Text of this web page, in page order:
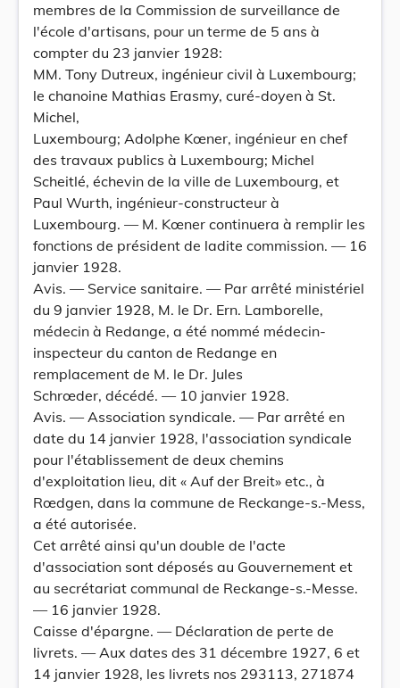
membres de la Commission de surveillance de
l'école d'artisans, pour un terme de 5 ans à
compter du 23 janvier 1928:
MM. Tony Dutreux, ingénieur civil à Luxembourg;
le chanoine Mathias Erasmy, curé-doyen à St.
Michel,
Luxembourg; Adolphe Kœner, ingénieur en chef
des travaux publics à Luxembourg; Michel
Scheitlé, échevin de la ville de Luxembourg, et
Paul Wurth, ingénieur-constructeur à
Luxembourg. — M. Kœner continuera à remplir les
fonctions de président de ladite commission. — 16
janvier 1928.
Avis. — Service sanitaire. — Par arrêté ministériel
du 9 janvier 1928, M. le Dr. Ern. Lamborelle,
médecin à Redange, a été nommé médecin-
inspecteur du canton de Redange en
remplacement de M. le Dr. Jules
Schrœder, décédé. — 10 janvier 1928.
Avis. — Association syndicale. — Par arrêté en
date du 14 janvier 1928, l'association syndicale
pour l'établissement de deux chemins
d'exploitation lieu, dit « Auf der Breit» etc., à
Rœdgen, dans la commune de Reckange-s.-Mess,
a été autorisée.
Cet arrêté ainsi qu'un double de l'acte
d'association sont déposés au Gouvernement et
au secrétariat communal de Reckange-s.-Messe.
— 16 janvier 1928.
Caisse d'épargne. — Déclaration de perte de
livrets. — Aux dates des 31 décembre 1927, 6 et
14 janvier 1928, les livrets nos 293113, 271874